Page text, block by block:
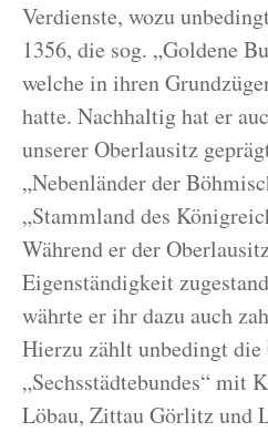
Verdienste, wozu
1356, die sog. „Goldene
welche in ihren
hatte. Nachhaltig hat er
unserer Oberlausitz
„Nebenländer der
„Stammland des
Während er der
Eigenständigkeit
währte er ihr dazu auch
Hierzu zählt unbedingt die
„Sechsstädtebundes“ mit
Löbau, Zittau Görlitz und